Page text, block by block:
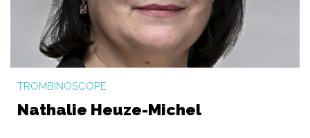
TROMBINOSCOPE
Nathalie Heuze-Michel